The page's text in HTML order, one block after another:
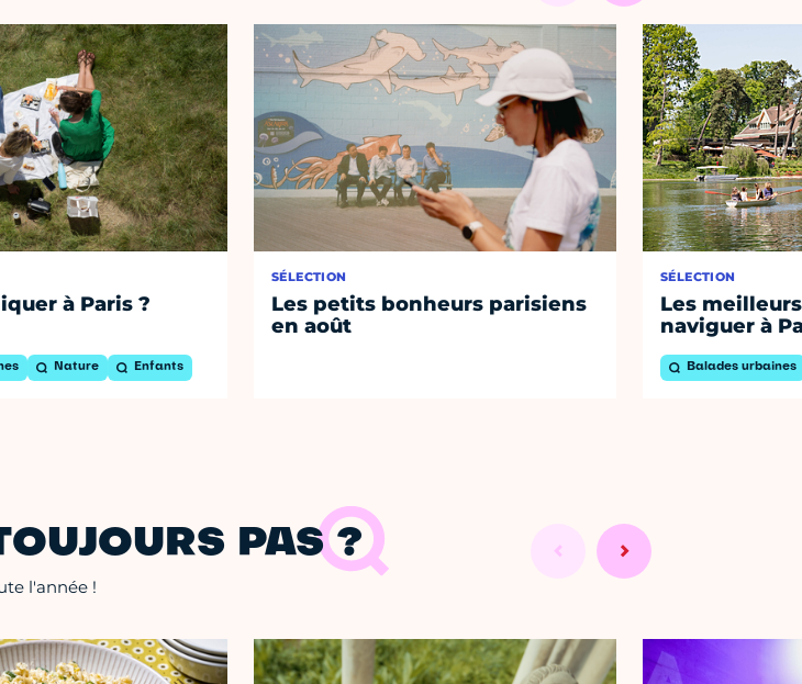
à Paris ?
Nature Enfants
SÉLECTION
Les petits bonheurs parisiens
en août
SÉLECTION
Les
naviguer à
Balades urbaines
PAS ?
l'année !